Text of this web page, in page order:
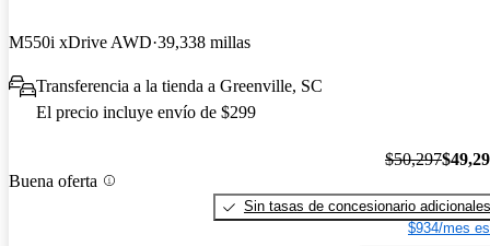
M550i xDrive AWD 39,338 millas
Transferencia a la tienda a Greenville, SC
El precio incluye envío de $299
Buena oferta
$50,297
Sin tasas de concesionario adicionales
$934/mes